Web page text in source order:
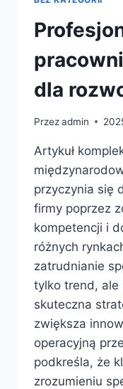
dla
Przezadmin
Artykuł
przyczynia się
firmy poprzez
kompetencji i
różnych
zatrudnianie
tylko trend, ale
skuteczna
zwiększa
operacyjną
podkreśla, że
zrozumieniu